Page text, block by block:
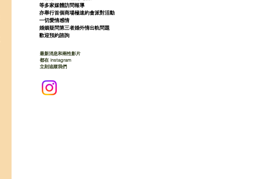
等多家媒體訪問報導
亦舉行首個商場極速約會派對活動
一切愛情感情
婚姻疑問第三者婚外情出軌問題
歡迎預約諮詢
最新消息和兩性影片
都在 instagram
立刻追蹤我們